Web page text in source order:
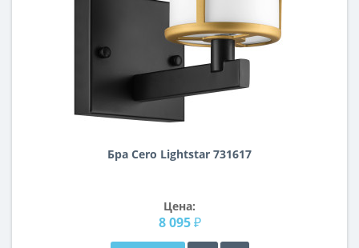
Бра Cero Lightstar 731617
Цена:
8 095 ₽